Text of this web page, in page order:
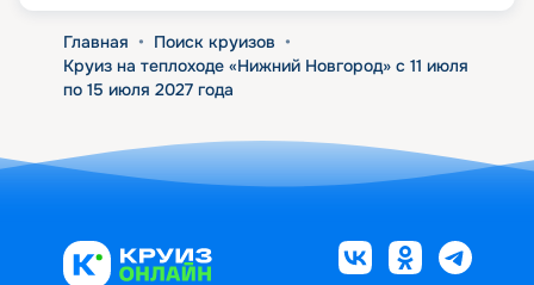
Главная • Поиск круизов •
Круиз на теплоходе «Нижний Новгород» с 11 июля
по 15 июля 2027 года